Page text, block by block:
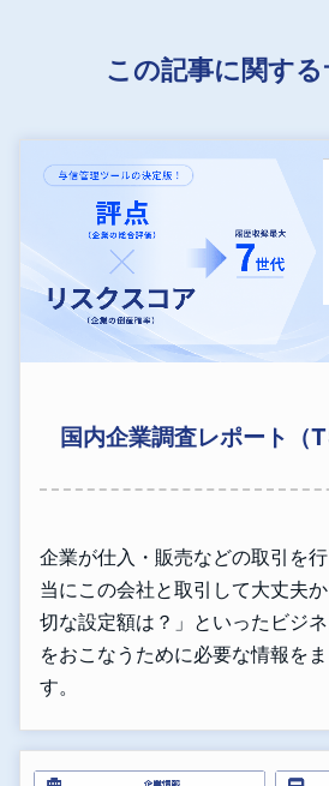
この記事に関す
国内企業調査レポート（
企業が仕入・販売などの取引を
当にこの会社と取引して大丈夫
切な設定額は？」といったビジ
をおこなうために必要な情報を
す。